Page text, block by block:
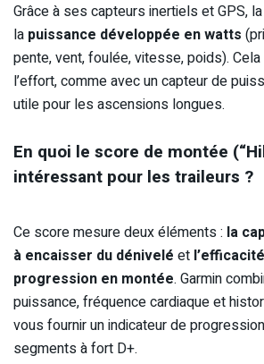
Grâce à ses capteurs inertiels et GPS,
la puissance développée en watts
pente, vent, foulée, vitesse, poids).
l’effort, comme avec un capteur de
utile pour les ascensions longues.
En quoi le score de montée
intéressant pour les traileurs ?
Ce score mesure deux éléments : la
à encaisser du dénivelé et
progression en montée. Garmin
puissance, fréquence cardiaque et
vous fournir un indicateur de
segments à fort D+.